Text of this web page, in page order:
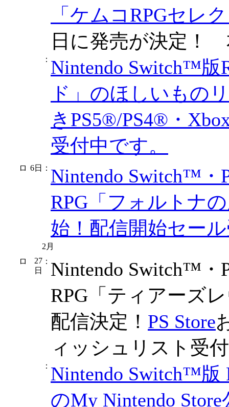
「ケムコRPGセレ
日に発売が決定！
： Nintendo Switch™
ド」のほしいもの
きPS5®/PS4®・
受付中です。
6日 ： Nintendo Switch™・
RPG「フォルトナ
始！配信開始セー
2月
27
日
： Nintendo Switch™・
RPG「ティアーズ
配信決定！ PS Store
ィッシュリスト受
： Nintendo Switch™版
のMy Nintendo